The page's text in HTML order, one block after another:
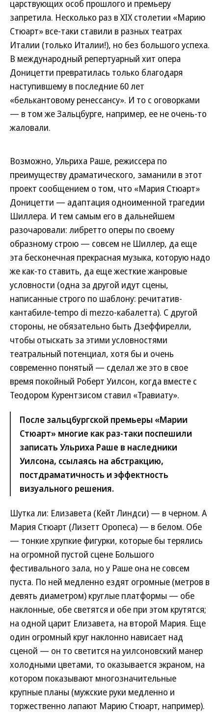
царствующих особ прошлого и премьеру
запретила. Несколько раз в XIX столетии «Марию
Стюарт» все-таки ставили в разных театрах
Италии (только Италии!), но без большого успеха.
В международный репертуарный хит опера
Доницетти превратилась только благодаря
наступившему в последние 60 лет
«белькантовому ренессансу». И то с оговорками
— в том же Зальцбурге, например, ее не очень-то
жаловали.
Возможно, Ульриха Раше, режиссера по
преимуществу драматического, заманили в этот
проект сообщением о том, что «Мария Стюарт»
Доницетти — адаптация одноименной трагедии
Шиллера. И тем самым его в дальнейшем
разочаровали: либретто оперы по своему
образному строю — совсем не Шиллер, да еще
эта бесконечная прекрасная музыка, которую надо
же как-то ставить, да еще жесткие жанровые
условности (одна за другой идут сцены,
написанные строго по шаблону: речитатив-
кантабиле-tempo di mezzo-кабалетта). С другой
стороны, не обязательно быть Дзеффирелли,
чтобы отыскать за этими условностями
театральный потенциал, хотя бы и очень
современно понятый — сделал же это в свое
время покойный Роберт Уилсон, когда вместе с
Теодором Курентзисом ставил «Травиату».
После зальцбургской премьеры «Марии
Стюарт» многие как раз-таки поспешили
записать Ульриха Раше в наследники
Уилсона, ссылаясь на абстракцию,
постдраматичность и эффектность
визуального решения.
Шутка ли: Елизавета (Кейт Линдси) — в черном. А
Мария Стюарт (Лизетт Оропеса) — в белом. Обе
— тонкие хрупкие фигурки, которые бы терялись
на огромной пустой сцене Большого
фестивального зала, но у Раше она не совсем
пуста. По ней медленно ездят огромные (метров в
девять диаметром) круглые платформы — обе
наклонные, обе светятся и обе при этом крутятся;
на одной царит Елизавета, на второй Мария. Еще
один огромный круг наклонно нависает над
сценой — он то светится на уилсоновский манер
холодными цветами, то оказывается экраном, на
котором показывают многозначительные
крупные планы (мужские руки медленно и
торжественно лапают Марию Стюарт, например).